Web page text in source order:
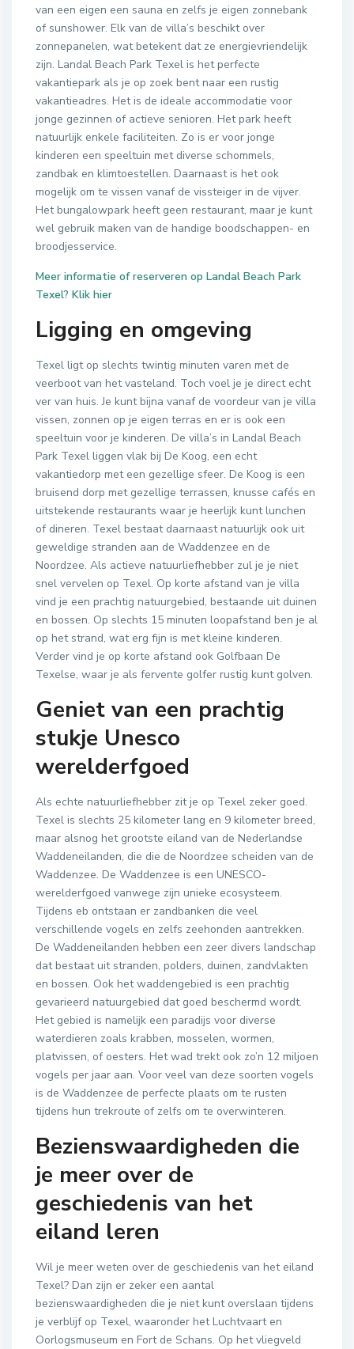
van een eigen een sauna en zelfs je eigen zonnebank
of sunshower. Elk van de villa’s beschikt over
zonnepanelen, wat betekent dat ze energievriendelijk
zijn. Landal Beach Park Texel is het perfecte
vakantiepark als je op zoek bent naar een rustig
vakantieadres. Het is de ideale accommodatie voor
jonge gezinnen of actieve senioren. Het park heeft
natuurlijk enkele faciliteiten. Zo is er voor jonge
kinderen een speeltuin met diverse schommels,
zandbak en klimtoestellen. Daarnaast is het ook
mogelijk om te vissen vanaf de vissteiger in de vijver.
Het bungalowpark heeft geen restaurant, maar je kunt
wel gebruik maken van de handige boodschappen- en
broodjesservice.
Meer informatie of reserveren op Landal Beach Park
Texel? Klik hier
Ligging en omgeving
Texel ligt op slechts twintig minuten varen met de
veerboot van het vasteland. Toch voel je je direct echt
ver van huis. Je kunt bijna vanaf de voordeur van je villa
vissen, zonnen op je eigen terras en er is ook een
speeltuin voor je kinderen. De villa’s in Landal Beach
Park Texel liggen vlak bij De Koog, een echt
vakantiedorp met een gezellige sfeer. De Koog is een
bruisend dorp met gezellige terrassen, knusse cafés en
uitstekende restaurants waar je heerlijk kunt lunchen
of dineren. Texel bestaat daarnaast natuurlijk ook uit
geweldige stranden aan de Waddenzee en de
Noordzee. Als actieve natuurliefhebber zul je je niet
snel vervelen op Texel. Op korte afstand van je villa
vind je een prachtig natuurgebied, bestaande uit duinen
en bossen. Op slechts 15 minuten loopafstand ben je al
op het strand, wat erg fijn is met kleine kinderen.
Verder vind je op korte afstand ook Golfbaan De
Texelse, waar je als fervente golfer rustig kunt golven.
Geniet van een prachtig
stukje Unesco
werelderfgoed
Als echte natuurliefhebber zit je op Texel zeker goed.
Texel is slechts 25 kilometer lang en 9 kilometer breed,
maar alsnog het grootste eiland van de Nederlandse
Waddeneilanden, die die de Noordzee scheiden van de
Waddenzee. De Waddenzee is een UNESCO-
werelderfgoed vanwege zijn unieke ecosysteem.
Tijdens eb ontstaan ​​er zandbanken die veel
verschillende vogels en zelfs zeehonden aantrekken.
De Waddeneilanden hebben een zeer divers landschap
dat bestaat uit stranden, polders, duinen, zandvlakten
en bossen. Ook het waddengebied is een prachtig
gevarieerd natuurgebied dat goed beschermd wordt.
Het gebied is namelijk een paradijs voor diverse
waterdieren zoals krabben, mosselen, wormen,
platvissen, of oesters. Het wad trekt ook zo’n 12 miljoen
vogels per jaar aan. Voor veel van deze soorten vogels
is de Waddenzee de perfecte plaats om te rusten
tijdens hun trekroute of zelfs om te overwinteren.
Bezienswaardigheden die
je meer over de
geschiedenis van het
eiland leren
Wil je meer weten over de geschiedenis van het eiland
Texel? Dan zijn er zeker een aantal
bezienswaardigheden die je niet kunt overslaan tijdens
je verblijf op Texel, waaronder het Luchtvaart en
Oorlogsmuseum en Fort de Schans. Op het vliegveld